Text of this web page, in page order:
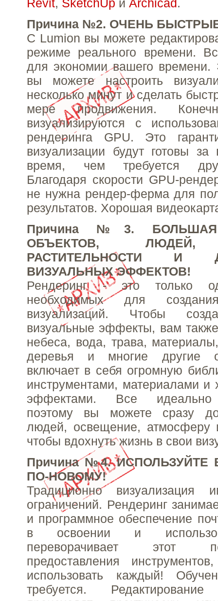
Revit, SketchUp и Archicad .
Причина №2. ОЧЕНЬ
С Lumion вы можете
режиме реального времени.
для экономии вашего времени.
вы можете настроить
несколько минут и сделать
мере продвижения.
визуализируются с
рендеринга GPU. Это
визуализации будут готовы
время, чем требуется
Благодаря скорости GPU-
не нужна рендер-ферма для
результатов. Хорошая
Причина №3. БОЛЬШАЯ
ОБЪЕКТОВ, ЛЮДЕЙ,
РАСТИТЕЛЬНОСТИ И
ВИЗУАЛЬНЫХ ЭФФЕКТОВ!
Рендеринг - это только
необходимых для
визуализаций. Чтобы
визуальные эффекты, вам
небеса, вода, трава,
деревья и многие другие
включает в себя огромную
инструментами, материалами и
эффектами. Все идеально
поэтому вы можете сразу
людей, освещение, атмосферу
чтобы вдохнуть жизнь в свои
Причина №4. ИСПОЛЬЗУЙТЕ
ПО-НОВОМУ!
Традиционно визуализация
ограничений. Рендеринг
и программное обеспечение
в освоении и
переворачивает этот
предоставления
использовать каждый!
требуется.